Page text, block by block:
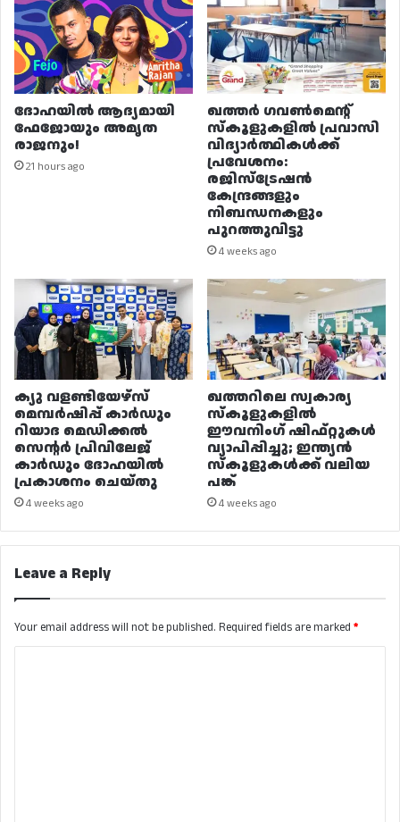
ദോഹയിൽ ആദ്യമായി
ഫേജോയും അമൃത
രാജനും!
21 hours ago
ഖത്തർ ഗവൺമെന്റ്
സ്കൂളുകളിൽ പ്രവാസി
വിദ്യാർത്ഥികൾക്ക്
പ്രവേശനം:
രജിസ്ട്രേഷൻ
കേന്ദ്രങ്ങളും
നിബന്ധനകളും
പുറത്തുവിട്ടു
4 weeks ago
ക്യു വളണ്ടിയേഴ്‌സ്
മെമ്പർഷിപ്പ് കാർഡും
റിയാദ മെഡിക്കൽ
സെന്റർ പ്രിവിലേജ്
കാർഡും ദോഹയിൽ
പ്രകാശനം ചെയ്തു
4 weeks ago
ഖത്തറിലെ സ്വകാര്യ
സ്കൂളുകളിൽ
ഈവനിംഗ് ഷിഫ്റ്റുകൾ
വ്യാപിപ്പിച്ചു; ഇന്ത്യൻ
സ്കൂളുകൾക്ക് വലിയ
പങ്ക്
4 weeks ago
Leave a Reply
Your email address will not be published. Required fields are marked *